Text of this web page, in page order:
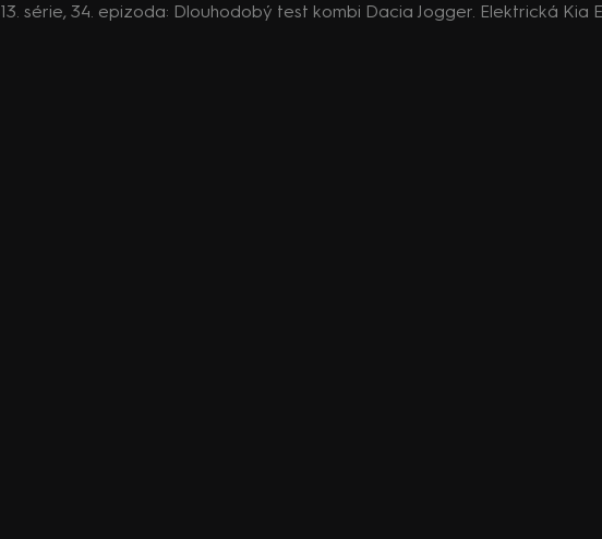
13. série, 34. epizoda: Dlouhodobý test kombi Dacia Jogger. Elektrická Kia